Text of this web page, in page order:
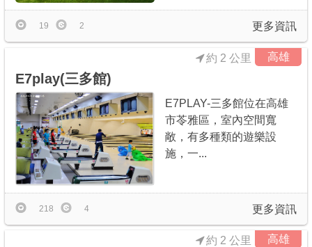
更多資訊
19 2
高雄
E7play(三多館)
約 2 公里
E7PLAY-三多館位在高雄
市苓雅區，室內空間寬
敞，有多種類的遊樂設
施，一...
更多資訊
218 4
高雄
約 2 公里